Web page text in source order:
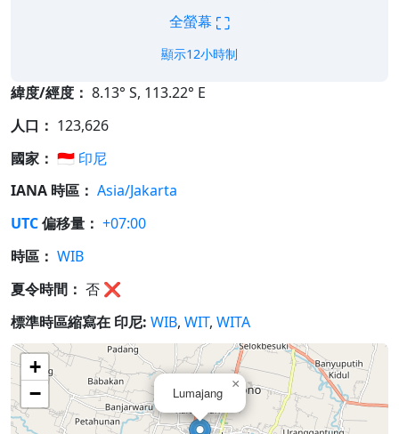
全螢幕 ⛶
顯示12小時制
緯度/經度： 8.13° S, 113.22° E
人口： 123,626
國家： 🇮🇩 印尼
IANA 時區： Asia/Jakarta
UTC偏移量： +07:00
時區： WIB
夏令時間： 否 ❌
標準時區縮寫在 印尼: WIB, WIT, WITA
Lumajang
×
+
−